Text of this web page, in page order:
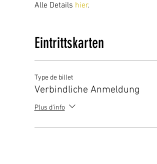
Alle Details hier.
Eintrittskarten
Type de billet
Verbindliche Anmeldung
Plus d'info